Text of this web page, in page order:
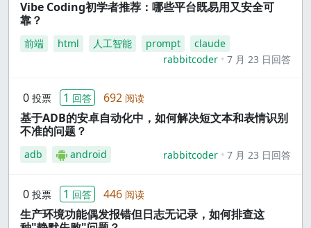
Vibe Coding初学者推荐：哪些平台既易用又安全可
靠？
前端 html 人工智能 prompt
claude
rabbitcoder
7 月 23 日回答
0 投票 1 回答 692 阅读
基于ADB的安卓自动化中，如何解决短文本和表情识别
不准的问题？
adb android rabbitcoder 7 月 23 日回答
0 投票 1 回答 446 阅读
生产环境功能偶发报错但日志无记录，如何排查这